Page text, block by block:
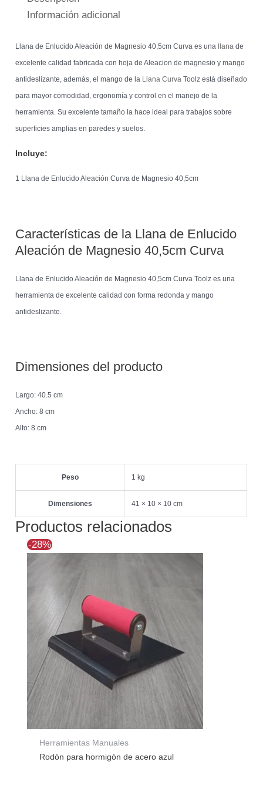
Información adicional
Llana de Enlucido Aleación de Magnesio 40,5cm Curva es una llana de
excelente calidad fabricada con hoja de Aleacion de magnesio y mango
antideslizante, además, el mango de la Llana Curva Toolz está diseñado
para mayor comodidad, ergonomía y control en el manejo de la
herramienta. Su excelente tamaño la hace ideal para trabajos sobre
superficies amplias en paredes y suelos.
Incluye:
1 Llana de Enlucido Aleación Curva de Magnesio 40,5cm
Características de la Llana de Enlucido
Aleación de Magnesio 40,5cm Curva
Llana de Enlucido Aleación de Magnesio 40,5cm Curva Toolz es una
herramienta de excelente calidad con forma redonda y mango
antideslizante.
Dimensiones del producto
Largo: 40.5 cm
Ancho: 8 cm
Alto: 8 cm
Peso 1 kg
Dimensiones 41 × 10 × 10 cm
Productos relacionados
-28%
Herramientas Manuales
Rodón para hormigón de acero azul
precio
era:
$28.792.
precio